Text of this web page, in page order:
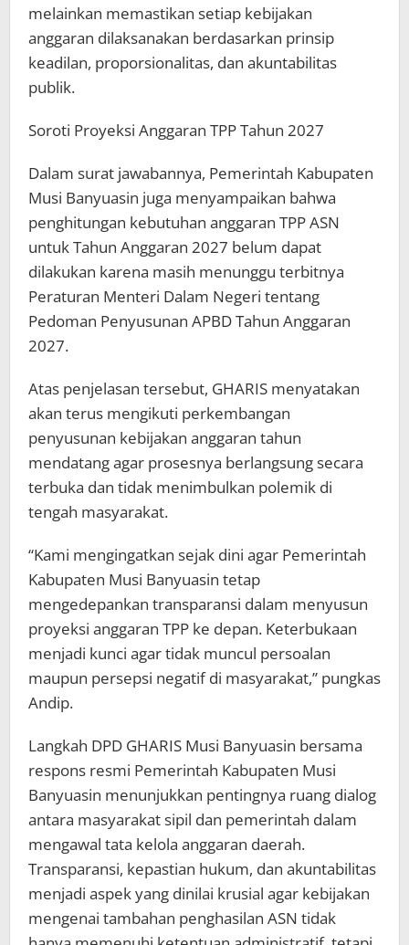
melainkan memastikan setiap kebijakan
anggaran dilaksanakan berdasarkan prinsip
keadilan, proporsionalitas, dan akuntabilitas
publik.
Soroti Proyeksi Anggaran TPP Tahun 2027
Dalam surat jawabannya, Pemerintah Kabupaten
Musi Banyuasin juga menyampaikan bahwa
penghitungan kebutuhan anggaran TPP ASN
untuk Tahun Anggaran 2027 belum dapat
dilakukan karena masih menunggu terbitnya
Peraturan Menteri Dalam Negeri tentang
Pedoman Penyusunan APBD Tahun Anggaran
2027.
Atas penjelasan tersebut, GHARIS menyatakan
akan terus mengikuti perkembangan
penyusunan kebijakan anggaran tahun
mendatang agar prosesnya berlangsung secara
terbuka dan tidak menimbulkan polemik di
tengah masyarakat.
“Kami mengingatkan sejak dini agar Pemerintah
Kabupaten Musi Banyuasin tetap
mengedepankan transparansi dalam menyusun
proyeksi anggaran TPP ke depan. Keterbukaan
menjadi kunci agar tidak muncul persoalan
maupun persepsi negatif di masyarakat,” pungkas
Andip.
Langkah DPD GHARIS Musi Banyuasin bersama
respons resmi Pemerintah Kabupaten Musi
Banyuasin menunjukkan pentingnya ruang dialog
antara masyarakat sipil dan pemerintah dalam
mengawal tata kelola anggaran daerah.
Transparansi, kepastian hukum, dan akuntabilitas
menjadi aspek yang dinilai krusial agar kebijakan
mengenai tambahan penghasilan ASN tidak